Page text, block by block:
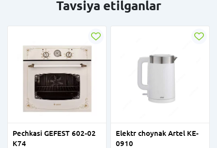
Tavsiya etilganlar
Pechkasi GEFEST 602-02
К74
Elektr choynak Artel KE-
0910